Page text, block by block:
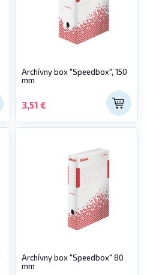
Archívny box "Speedbox", 150
mm
3,51 €
Archívny box "Speedbox" 80
mm